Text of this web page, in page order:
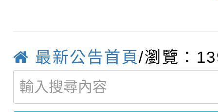
站幸福系列講座及成長
報，惠請貴機關(學校)
結果
【甄選結果(第10招)】
學年度第1學期第7次代
【甄選結果(第2招)】
最新公告首頁/瀏覽：